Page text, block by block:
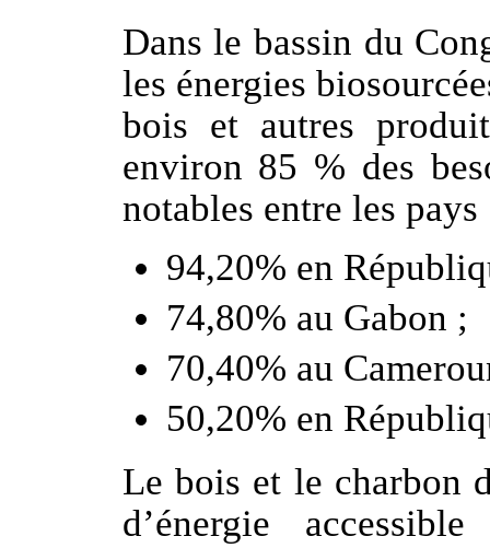
Dans le bassin du
les énergies
bois et autres
environ 85 % des
notables entre les pays
94,20% en
74,80% au Gabon ;
70,40% au
50,20% en
Le bois et le charbon
d’énergie